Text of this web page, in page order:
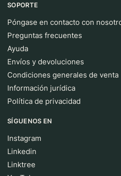
SOPORTE
Póngase en contacto con
Preguntas frecuentes
Ayuda
Envíos y devoluciones
Condiciones generales de venta
Información jurídica
Política de privacidad
SÍGUENOS EN
Instagram
Linkedin
Linktree